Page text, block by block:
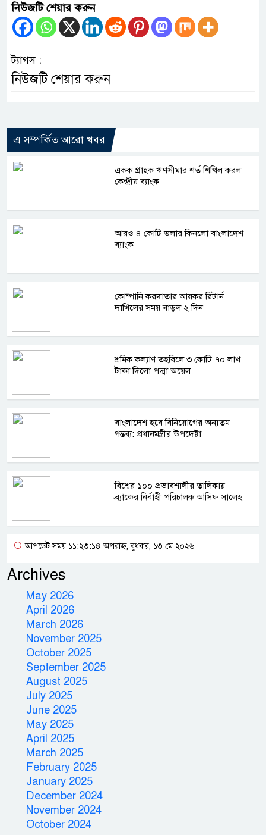
নিউজটি শেয়ার করুন
ট্যাগস :
নিউজটি শেয়ার করুন
এ সম্পর্কিত আরো খবর
একক গ্রাহক ঋণসীমার শর্ত শিথিল করল
কেন্দ্রীয় ব্যাংক
আরও ৪ কোটি ডলার কিনলো বাংলাদেশ
ব্যাংক
কোম্পানি করদাতার আয়কর রিটার্ন
দাখিলের সময় বাড়ল ২ দিন
শ্রমিক কল্যাণ তহবিলে ৩ কোটি ৭০ লাখ
টাকা দিলো পদ্মা অয়েল
বাংলাদেশ হবে বিনিয়োগের অন্যতম
গন্তব্য: প্রধানমন্ত্রীর উপদেষ্টা
বিশ্বের ১০০ প্রভাবশালীর তালিকায়
ব্র্যাকের নির্বাহী পরিচালক আসিফ সালেহ
আপডেট সময় ১১:২৩:১৪ অপরাহ্ন, বুধবার, ১৩ মে ২০২৬
Archives
May 2026
April 2026
March 2026
November 2025
October 2025
September 2025
August 2025
July 2025
June 2025
May 2025
April 2025
March 2025
February 2025
January 2025
December 2024
November 2024
October 2024